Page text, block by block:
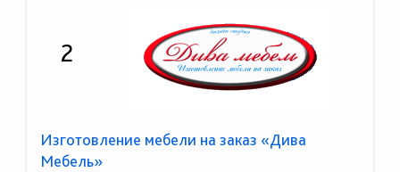
2
Изготовление мебели на заказ «Дива
Мебель»